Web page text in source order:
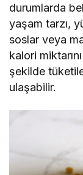
durumlarda
yaşam tarzı,
soslar veya
kalori
şekilde
ulaşabilir.